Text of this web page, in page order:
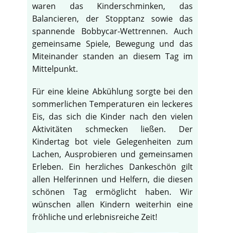
waren das Kinderschminken, das
Balancieren, der Stopptanz sowie das
spannende Bobbycar-Wettrennen. Auch
gemeinsame Spiele, Bewegung und das
Miteinander standen an diesem Tag im
Mittelpunkt.
Für eine kleine Abkühlung sorgte bei den
sommerlichen Temperaturen ein leckeres
Eis, das sich die Kinder nach den vielen
Aktivitäten schmecken ließen. Der
Kindertag bot viele Gelegenheiten zum
Lachen, Ausprobieren und gemeinsamen
Erleben. Ein herzliches Dankeschön gilt
allen Helferinnen und Helfern, die diesen
schönen Tag ermöglicht haben. Wir
wünschen allen Kindern weiterhin eine
fröhliche und erlebnisreiche Zeit!